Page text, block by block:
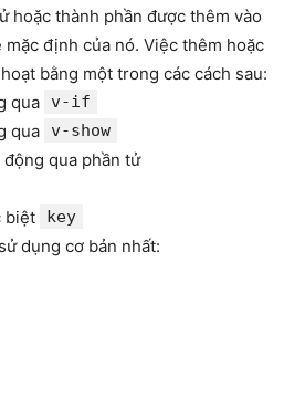
hoặc thành phần được thêm vào
định của nó. Việc thêm hoặc
bằng một trong các cách sau:
qua
v-if
qua v-show
qua phần tử
biệt
key
dụng cơ bản nhất: